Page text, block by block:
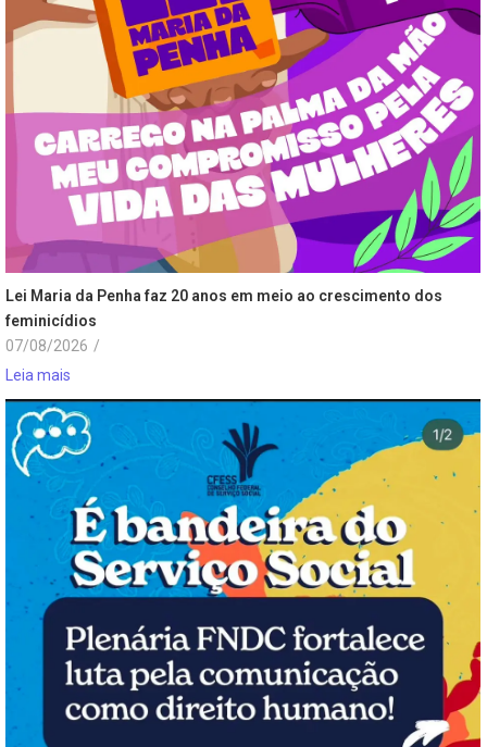
Lei Maria da Penha faz 20 anos em meio ao crescimento dos
feminicídios
07/08/2026 /
Leia mais